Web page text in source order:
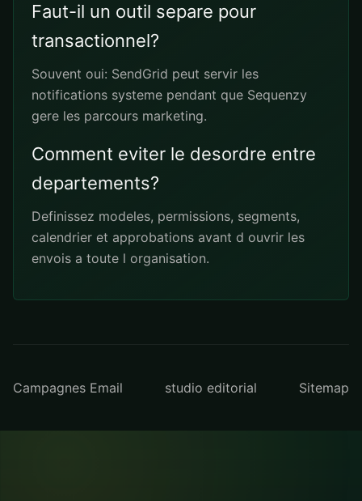
Faut-il un outil separe pour
transactionnel?
Souvent oui: SendGrid peut servir les
notifications systeme pendant que Sequenzy
gere les parcours marketing.
Comment eviter le desordre entre
departements?
Definissez modeles, permissions, segments,
calendrier et approbations avant d ouvrir les
envois a toute l organisation.
Campagnes Email studio editorial Sitemap